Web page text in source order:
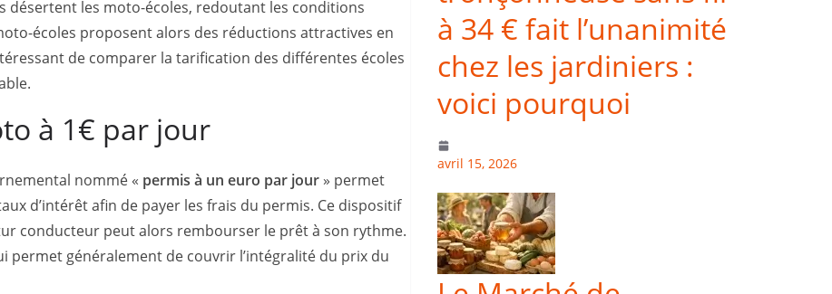
les moto-écoles, redoutant les conditions
écoles proposent alors des réductions attractives en
de comparer la tarification des différentes écoles
à 1€ par jour
nommé « permis à un euro par jour » permet
d’intérêt afin de payer les frais du permis. Ce dispositif
conducteur peut alors rembourser le prêt à son rythme.
permet généralement de couvrir l’intégralité du prix du
à 34 € fait l’unanimité
chez les jardiniers :
voici pourquoi
avril 15, 2026